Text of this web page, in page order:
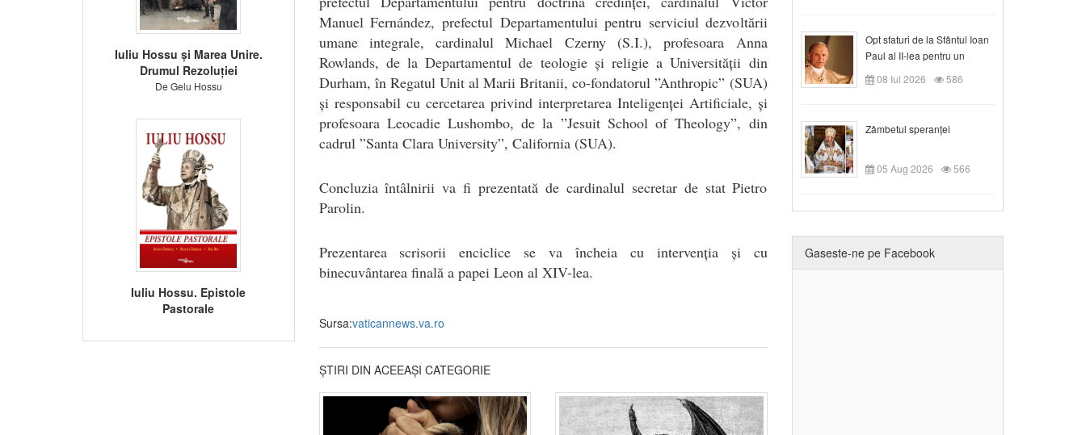
Iuliu Hossu și Marea Unire.
Drumul Rezoluției
De Gelu Hossu
Iuliu Hossu. Epistole
Pastorale
Manuel Fernández, prefectul Departamentului pentru serviciul dezvoltării
umane integrale, cardinalul Michael Czerny (S.I.), profesoara Anna
Rowlands, de la Departamentul de teologie și religie a Universității din
Durham, în Regatul Unit al Marii Britanii, co-fondatorul ”Anthropic” (SUA)
și responsabil cu cercetarea privind interpretarea Inteligenței Artificiale, și
profesoara Leocadie Lushombo, de la ”Jesuit School of Theology”, din
cadrul ”Santa Clara University”, California (SUA).
Concluzia întâlnirii va fi prezentată de cardinalul secretar de stat Pietro
Parolin.
Prezentarea scrisorii enciclice se va încheia cu intervenția și cu
binecuvântarea finală a papei Leon al XIV-lea.
Sursa:vaticannews.va.ro
ȘTIRI DIN ACEEAȘI CATEGORIE
Opt sfaturi de la Sfântul Ioan
Paul al II-lea pentru un
creștin
08 Iul 2026 586
Zâmbetul speranței
05 Aug 2026 566
Gaseste-ne pe Facebook